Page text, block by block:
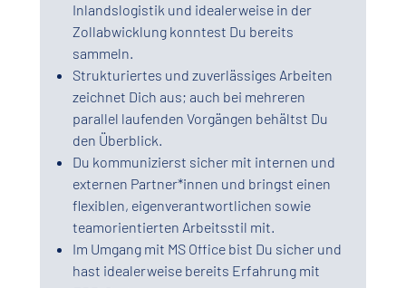
Inlandslogistik und idealerweise in der
Zollabwicklung konntest Du bereits
sammeln.
Strukturiertes und zuverlässiges Arbeiten
zeichnet Dich aus; auch bei mehreren
parallel laufenden Vorgängen behältst Du
den Überblick.
Du kommunizierst sicher mit internen und
externen Partner*innen und bringst einen
flexiblen, eigenverantwortlichen sowie
teamorientierten Arbeitsstil mit.
Im Umgang mit MS Office bist Du sicher und
hast idealerweise bereits Erfahrung mit